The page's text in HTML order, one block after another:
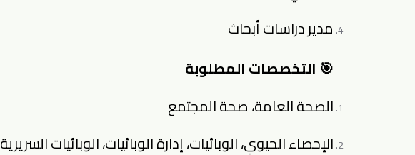
مدير دراسات أبحاث
🎯 التخصصات المطلوبة
الصحة العامة، صحة المجتمع
الإحصاء الحيوي، الوبائيات، إدارة الوبائيات، الوبائيات السريرية